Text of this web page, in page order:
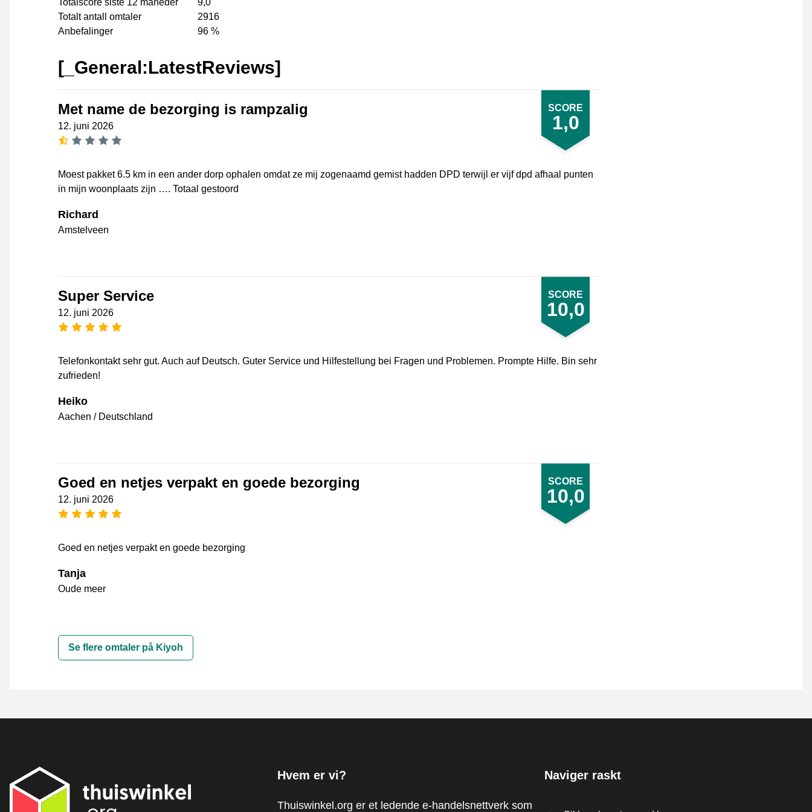
Totalscore siste 12 måneder
9,0
Totalt antall omtaler
2916
Anbefalinger
96 %
[_General:LatestReviews]
SCORE
1,0
Met name de bezorging is rampzalig
12. juni 2026
Moest pakket 6.5 km in een ander dorp ophalen omdat ze mij zogenaamd gemist hadden DPD terwijl er vijf dpd afhaal punten
in mijn woonplaats zijn …. Totaal gestoord
Richard
Amstelveen
SCORE
10,0
Super Service
12. juni 2026
[_General:NumberOfStarsPluralFormat]
Telefonkontakt sehr gut. Auch auf Deutsch. Guter Service und Hilfestellung bei Fragen und Problemen. Prompte Hilfe. Bin sehr
zufrieden!
Heiko
Aachen / Deutschland
SCORE
10,0
Goed en netjes verpakt en goede bezorging
12. juni 2026
[_General:NumberOfStarsPluralFormat]
Goed en netjes verpakt en goede bezorging
Tanja
Oude meer
Se flere omtaler på Kiyoh
Hvem er vi?
Thuiswinkel.org er et ledende e-handelsnettverk som
Naviger raskt